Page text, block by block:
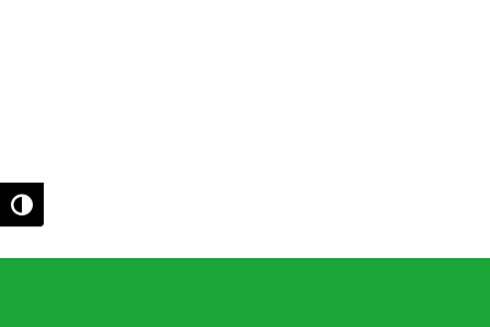
Umschalten auf hohe Kontraste